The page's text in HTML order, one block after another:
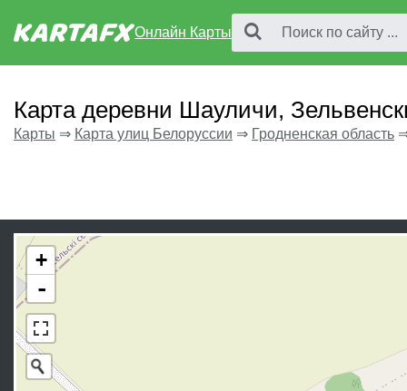
Онлайн Карты
Карта деревни Шауличи,
Карты ⇒ Карта улиц Белоруссии ⇒ Гродненская область
+
-